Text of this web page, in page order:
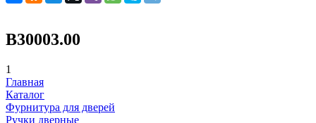
B30003.00
1
Главная
Каталог
Фурнитура для дверей
Ручки дверные